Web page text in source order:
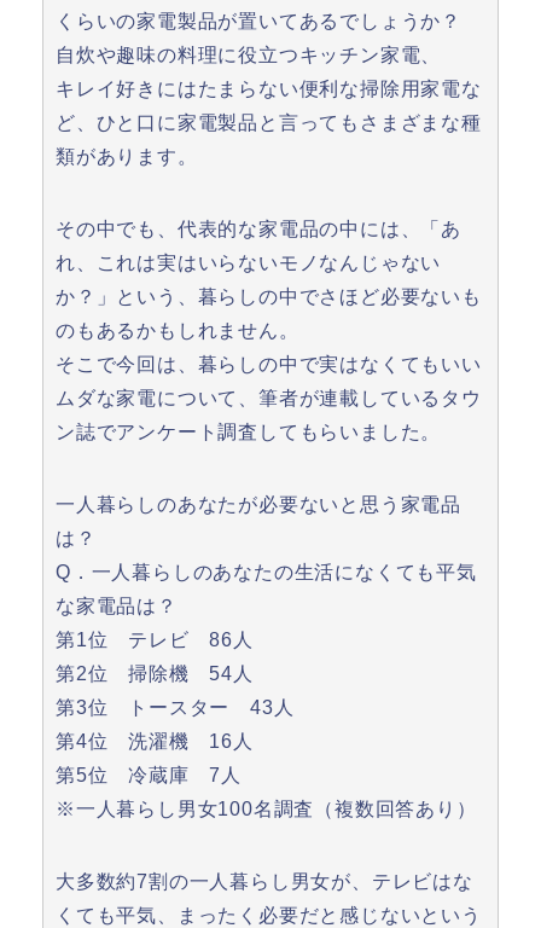
くらいの家電製品が置いてあるでしょうか？
自炊や趣味の料理に役立つキッチン家電、
キレイ好きにはたまらない便利な掃除用家電な
ど、ひと口に家電製品と言ってもさまざまな種
類があります。
その中でも、代表的な家電品の中には、「あ
れ、これは実はいらないモノなんじゃない
か？」という、暮らしの中でさほど必要ないも
のもあるかもしれません。
そこで今回は、暮らしの中で実はなくてもいい
ムダな家電について、筆者が連載しているタウ
ン誌でアンケート調査してもらいました。
一人暮らしのあなたが必要ないと思う家電品
は？
Q．一人暮らしのあなたの生活になくても平気
な家電品は？
第1位 テレビ 86人
第2位 掃除機 54人
第3位 トースター 43人
第4位 洗濯機 16人
第5位 冷蔵庫 7人
※一人暮らし男女100名調査（複数回答あり）
大多数約7割の一人暮らし男女が、テレビはな
くても平気、まったく必要だと感じないという